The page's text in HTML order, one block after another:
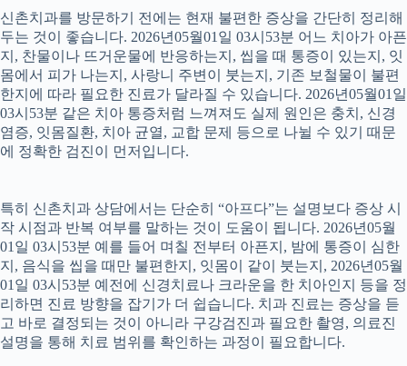
신촌치과를 방문하기 전에는 현재 불편한 증상을 간단히 정리해
두는 것이 좋습니다. 2026년05월01일 03시53분 어느 치아가 아픈
지, 찬물이나 뜨거운물에 반응하는지, 씹을 때 통증이 있는지, 잇
몸에서 피가 나는지, 사랑니 주변이 붓는지, 기존 보철물이 불편
한지에 따라 필요한 진료가 달라질 수 있습니다. 2026년05월01일
03시53분 같은 치아 통증처럼 느껴져도 실제 원인은 충치, 신경
염증, 잇몸질환, 치아 균열, 교합 문제 등으로 나뉠 수 있기 때문
에 정확한 검진이 먼저입니다.
특히 신촌치과 상담에서는 단순히 “아프다”는 설명보다 증상 시
작 시점과 반복 여부를 말하는 것이 도움이 됩니다. 2026년05월
01일 03시53분 예를 들어 며칠 전부터 아픈지, 밤에 통증이 심한
지, 음식을 씹을 때만 불편한지, 잇몸이 같이 붓는지, 2026년05월
01일 03시53분 예전에 신경치료나 크라운을 한 치아인지 등을 정
리하면 진료 방향을 잡기가 더 쉽습니다. 치과 진료는 증상을 듣
고 바로 결정되는 것이 아니라 구강검진과 필요한 촬영, 의료진
설명을 통해 치료 범위를 확인하는 과정이 필요합니다.